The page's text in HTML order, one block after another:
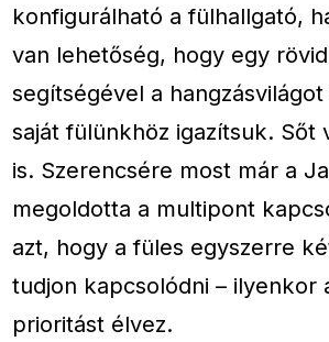
konfigurálható a fülhallgató,
van lehetőség, hogy egy
segítségével a
saját fülünkhöz igazítsuk. Sőt
is. Szerencsére most már a
megoldotta a multipont
azt, hogy a füles egyszerre
tudjon kapcsolódni – ilyenkor
prioritást élvez.